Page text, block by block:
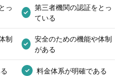
っ
✓
第三者機関の認証をとっ
ている
制
✓
安全のための機能や体制
がある
✓ 料金体系が明確である